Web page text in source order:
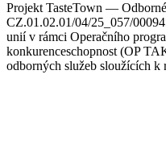
Projekt TasteTown —
CZ.01.02.01/04/25_057/
unií v rámci Operačního
konkurenceschopnost (OP
odborných služeb sloužících k